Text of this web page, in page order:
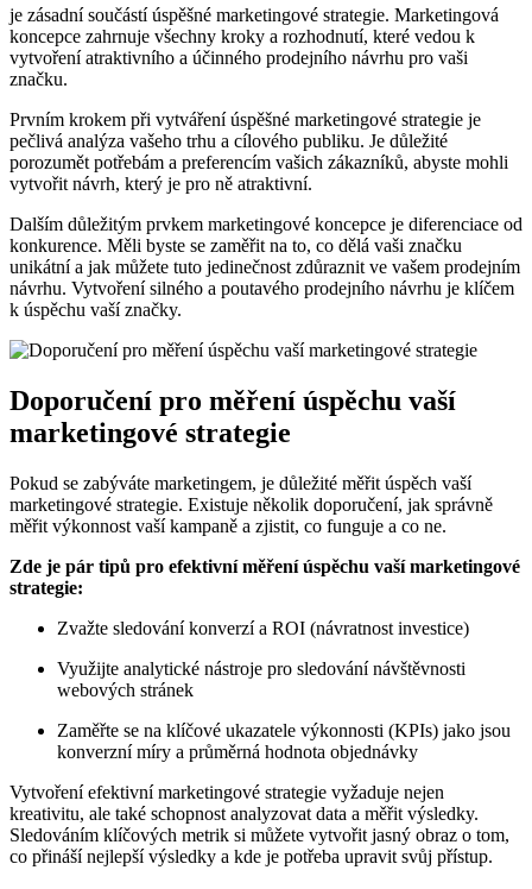
je zásadní součástí úspěšné marketingové strategie. Marketingová
koncepce zahrnuje všechny kroky a rozhodnutí, které vedou k
vytvoření atraktivního a účinného prodejního návrhu pro vaši
značku.
Prvním krokem při vytváření úspěšné marketingové strategie je
pečlivá analýza vašeho trhu a cílového publiku. Je důležité
porozumět potřebám a preferencím vašich zákazníků, abyste mohli
vytvořit návrh, který je pro ně atraktivní.
Dalším důležitým prvkem marketingové koncepce je diferenciace od
konkurence. Měli byste se zaměřit na to, co dělá vaši značku
unikátní a jak můžete tuto jedinečnost zdůraznit ve vašem prodejním
návrhu. Vytvoření silného a poutavého prodejního návrhu je klíčem
k úspěchu vaší značky.
Doporučení pro měření úspěchu vaší
marketingové strategie
Pokud se zabýváte marketingem, je důležité měřit úspěch vaší
marketingové strategie. Existuje několik doporučení, jak správně
měřit výkonnost vaší kampaně a zjistit, co funguje a co ne.
Zde je pár tipů pro efektivní měření úspěchu vaší marketingové
strategie:
Zvažte sledování konverzí a ROI (návratnost investice)
Využijte analytické nástroje pro sledování návštěvnosti
webových stránek
Zaměřte se na klíčové ukazatele výkonnosti (KPIs) jako jsou
konverzní míry a průměrná hodnota objednávky
Vytvoření efektivní marketingové strategie vyžaduje nejen
kreativitu, ale také schopnost analyzovat data a měřit výsledky.
Sledováním klíčových metrik si můžete vytvořit jasný obraz o tom,
co přináší nejlepší výsledky a kde je potřeba upravit svůj přístup.